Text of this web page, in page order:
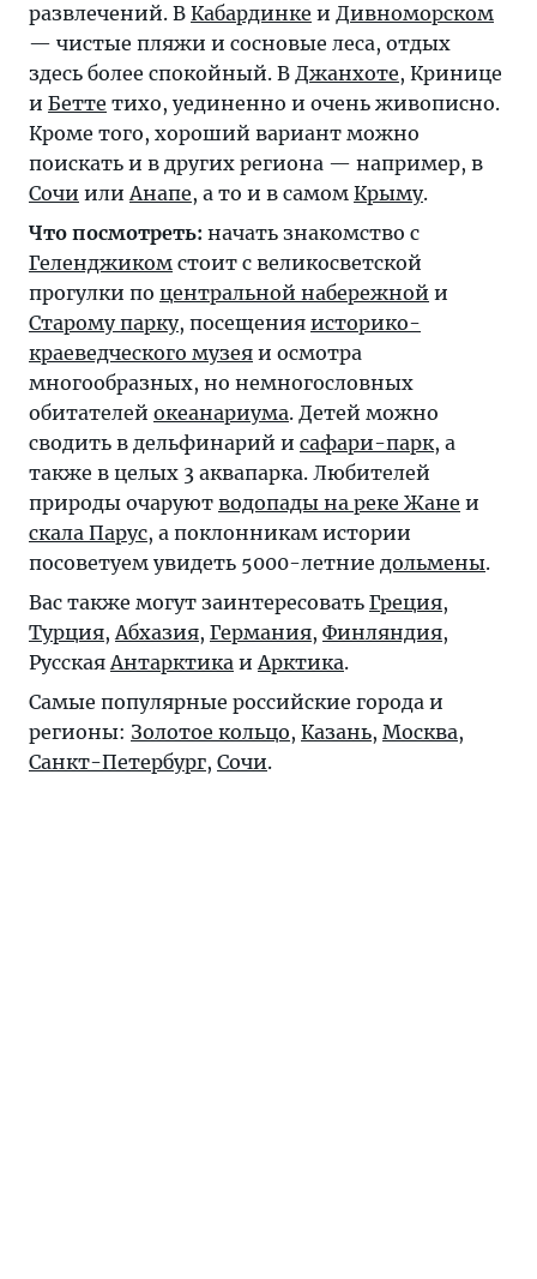
развлечений. В Кабардинке и Дивноморском
— чистые пляжи и сосновые леса, отдых
здесь более спокойный. В Джанхоте, Кринице
и Бетте тихо, уединенно и очень живописно.
Кроме того, хороший вариант можно
поискать и в других региона — например, в
Сочи илиАнапе, а то и в самом Крыму.
Что посмотреть: начать знакомство с
Геленджиком стоит с великосветской
прогулки по центральной набережной и
Старому парку, посещения историко-
краеведческого музея и осмотра
многообразных, но немногословных
обитателей океанариума. Детей можно
сводить в дельфинарий и сафари-парк, а
также в целых 3 аквапарка. Любителей
природы очаруют водопады на реке Жане и
скала Парус, а поклонникам истории
посоветуем увидеть 5000-летние дольмены.
Вас также могут заинтересовать Греция,
Турция,Абхазия, Германия, Финляндия,
РусскаяАнтарктика иАрктика.
Самые популярные российские города и
регионы: Золотое кольцо, Казань, Москва,
Санкт-Петербург, Сочи.